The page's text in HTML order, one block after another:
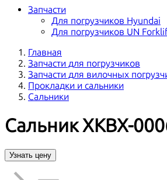
Запчасти
Для погрузчиков Hyundai
Для погрузчиков UN
Главная
Запчасти для погрузчиков
Запчасти для вилочных
Прокладки и сальники
Сальники
Сальник XKBX-
Узнать цену